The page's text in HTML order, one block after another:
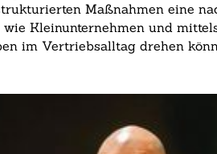
Maßnahmen eine
Kleinunternehmen und
im Vertriebsalltag drehen